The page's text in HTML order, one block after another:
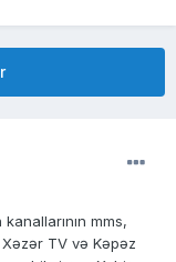
mms,
Xəzər TV və Kəpəz